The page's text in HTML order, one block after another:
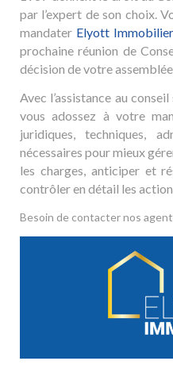
par l’expert de son choix.
mandater Elyott Immobilier
prochaine réunion de
décision de votre
Avec l’assistance au
vous adossez à votre
juridiques, techniques,
nécessaires pour mieux
les charges, anticiper et
contrôler en détail les
Besoin de contacter nos